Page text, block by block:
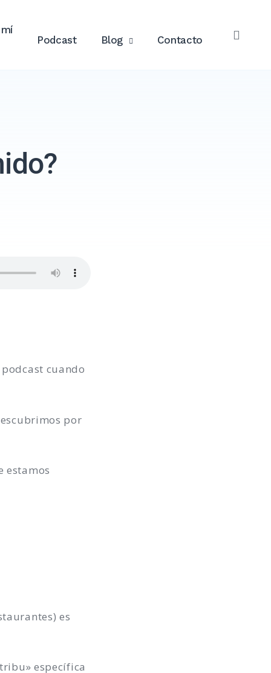
Podcast
Blog Contacto
cuando
por
estamos
es
específica